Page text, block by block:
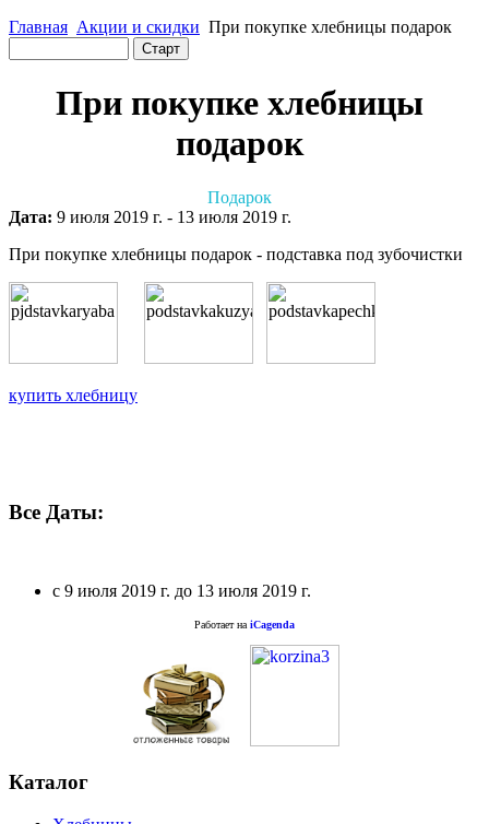
Главная Акции и скидки При покупке хлебницы подарок
При покупке хлебницы
подарок
Подарок
Дата: 9 июля 2019 г. - 13 июля 2019 г.
При покупке хлебницы подарок - подставка под зубочистки
купить хлебницу
Все Даты:
с 9 июля 2019 г. до 13 июля 2019 г.
Работает наiCagenda
Каталог